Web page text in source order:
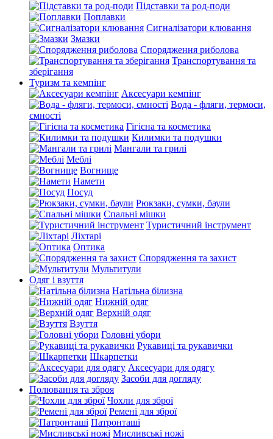
Підставки та род-поди
Поплавки
Сигналізатори клювання
Змазки
Спорядження риболова
Транспортування та
зберігання
Туризм та кемпінг
Аксесуари кемпінг
Вода - фляги, термоси,
ємності
Гігієна та косметика
Килимки та подушки
Мангали та грилі
Меблі
Вогнище
Намети
Посуд
Рюкзаки, сумки, баули
Спальні мішки
Туристичний інструмент
Ліхтарі
Оптика
Спорядження та захист
Мультитули
Одяг і взуття
Натільна білизна
Нижній одяг
Верхній одяг
Взуття
Головні убори
Рукавиці та рукавички
Шкарпетки
Аксесуари для одягу
Засоби для догляду
Полювання та зброя
Чохли для зброї
Ремені для зброї
Патронташі
Мисливські ножі